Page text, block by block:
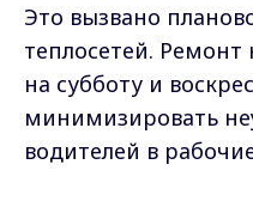
Это вызвано
теплосетей.
на субботу и
минимизировать
водителей в